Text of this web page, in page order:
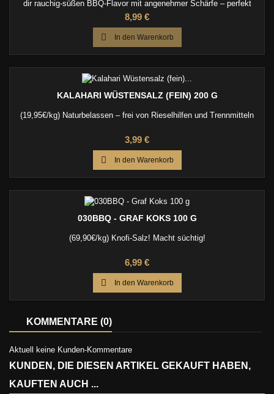
dir rauchig-süßen BBQ-Flavor mit angenehmer Schärfe – perfekt
zum Glasieren, Dippen oder direkt vom Löffel.
Preis
8,99 €
 In den Warenkorb
KALAHARI WÜSTENSALZ (FEIN) 200 G
(19,95€/kg) Naturbelassen – frei von Rieselhilfen und Trennmitteln
Preis
3,99 €
 In den Warenkorb
030BBQ - GRAF KOKS 100 G
(69,90€/kg) Knofi-Salz! Macht süchtig!
Preis
6,99 €
 In den Warenkorb
KOMMENTARE (0)
Aktuell keine Kunden-Kommentare
KUNDEN, DIE DIESEN ARTIKEL GEKAUFT HABEN,
KAUFTEN AUCH ...